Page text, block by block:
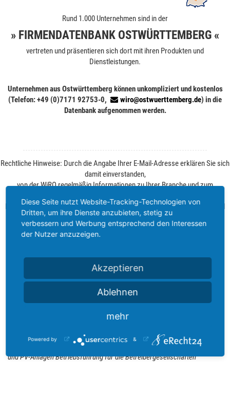
Rund 1.000 Unternehmen sind in der
» FIRMENDATENBANK OSTWÜRTTEMBERG «
vertreten und präsentieren sich dort mit ihren Produkten und
Dienstleistungen.
Unternehmen aus Ostwürttemberg können unkompliziert und kostenlos
(Telefon: +49 (0)7171 92753-0,
wiro@ostwuerttemberg.de) in die
Datenbank aufgenommen werden.
Rechtliche Hinweise: Durch die Angabe Ihrer E-Mail-Adresse erklären Sie sich
damit einverstanden,
von der WiRO regelmäßig Informationen zu Ihrer Branche und zum
Ihre Einwilligung können Sie jederzeit ohne Angabe von Gründen per E-Mail
widerrufen. Weitere Informationen finden Sie unterDatenschutz
Albuch-Wind GmbH
89522 Heidenheim
info@albuch-wind.de
Technische und kaufmännische Betriebsführung von Windkraftanlagen
und PV-Anlagen Betriebsführung für die Betreibergesellschaften
Diese Seite nutzt Website-Tracking-Technologien von
Dritten, um ihre Dienste anzubieten, stetig zu
verbessern und Werbung entsprechend den Interessen
der Nutzer anzuzeigen.
Akzeptieren
Ablehnen
mehr
Powered by &